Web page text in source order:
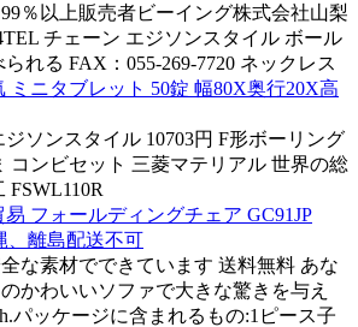
％以上販売者ビーイング株式会社山梨
チェーン エジソンスタイル ボール
れる FAX：055-269-7720 ネックレス
ミニタブレット 50錠 幅80X奥行20X高
ジソンスタイル 10703円 F形ボーリング
コンビセット 三菱マテリアル 世界の総
易 フォールディングチェア GC91JP
、離島配送不可
な素材でできています 送料無料 あな
かわいいソファで大きな驚きを与え
パッケージに含まれるもの:1ピース子